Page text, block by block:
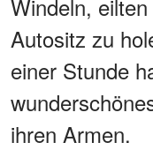
Windeln,
Autositz zu
einer Stunde
ihren Armen.